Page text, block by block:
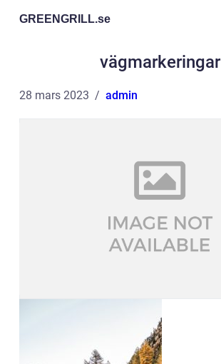
GREENGRILL.se
vägmarkeringar
28 mars 2023 admin